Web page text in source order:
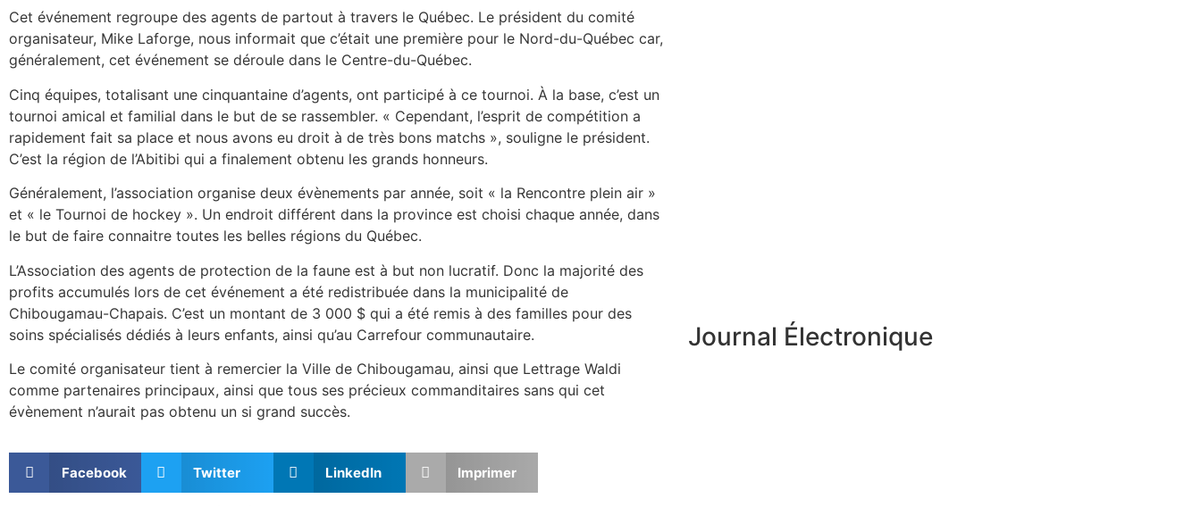
Cet événement regroupe des agents de partout à travers le Québec. Le président du comité
organisateur, Mike Laforge, nous informait que c’était une première pour le Nord-du-Québec car,
généralement, cet événement se déroule dans le Centre-du-Québec.
Cinq équipes, totalisant une cinquantaine d’agents, ont participé à ce tournoi. À la base, c’est un
tournoi amical et familial dans le but de se rassembler. « Cependant, l’esprit de compétition a
rapidement fait sa place et nous avons eu droit à de très bons matchs », souligne le président.
C’est la région de l’Abitibi qui a finalement obtenu les grands honneurs.
Généralement, l’association organise deux évènements par année, soit « la Rencontre plein air »
et « le Tournoi de hockey ». Un endroit différent dans la province est choisi chaque année, dans
le but de faire connaitre toutes les belles régions du Québec.
L’Association des agents de protection de la faune est à but non lucratif. Donc la majorité des
profits accumulés lors de cet événement a été redistribuée dans la municipalité de
Chibougamau-Chapais. C’est un montant de 3 000 $ qui a été remis à des familles pour des
soins spécialisés dédiés à leurs enfants, ainsi qu’au Carrefour communautaire.
Le comité organisateur tient à remercier la Ville de Chibougamau, ainsi que Lettrage Waldi
comme partenaires principaux, ainsi que tous ses précieux commanditaires sans qui cet
évènement n’aurait pas obtenu un si grand succès.
Facebook Twitter LinkedIn Imprimer
Journal Électronique